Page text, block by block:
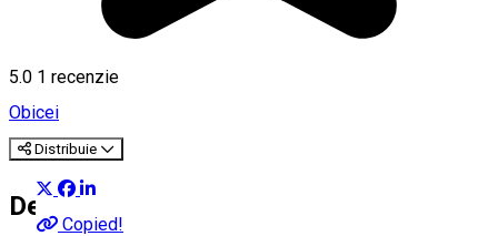
5.0 1 recenzie
Obicei
Distribuie
Copied!
Despre